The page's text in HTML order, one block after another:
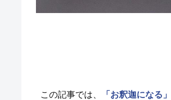
この記事では、 「お釈迦になる」